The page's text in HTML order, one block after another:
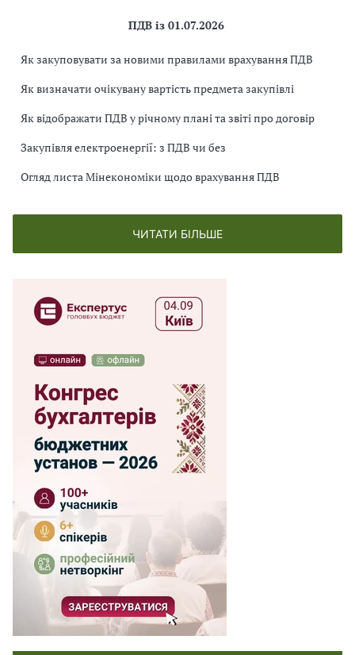
ПДВ із 01.07.2026
Як закуповувати за новими правилами врахування ПДВ
Як визначати очікувану вартість предмета закупівлі
Як відображати ПДВ у річному плані та звіті про договір
Закупівля електроенергії: з ПДВ чи без
Огляд листа Мінекономіки щодо врахування ПДВ
ЧИТАТИ БІЛЬШЕ